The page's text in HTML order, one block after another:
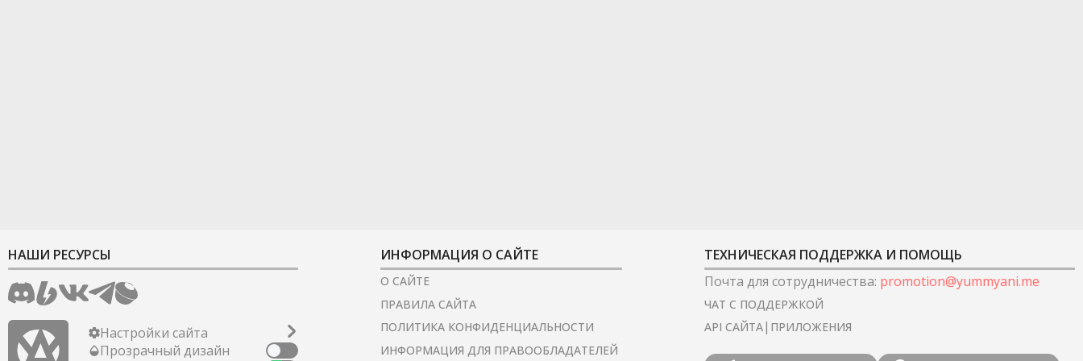
НАШИ РЕСУРСЫ
Настройки сайта
Прозрачный дизайн
ИНФОРМАЦИЯ О САЙТЕ
О САЙТЕ
ПРАВИЛА САЙТА
ПОЛИТИКА КОНФИДЕНЦИАЛЬНОСТИ
ИНФОРМАЦИЯ ДЛЯ ПРАВООБЛАДАТЕЛЕЙ
ТЕХНИЧЕСКАЯ ПОДДЕРЖКА И ПОМОЩЬ
Почта для сотрудничества: promotion@yummyani.me
ЧАТ С ПОДДЕРЖКОЙ
API САЙТА| ПРИЛОЖЕНИЯ